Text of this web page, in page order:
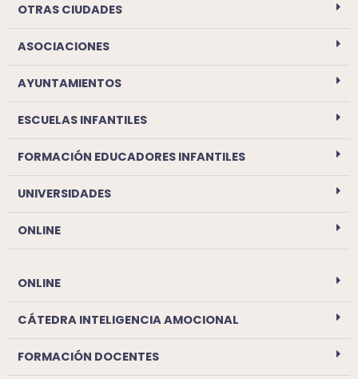
OTRAS CIUDADES
ASOCIACIONES
AYUNTAMIENTOS
ESCUELAS INFANTILES
FORMACIÓN EDUCADORES INFANTILES
UNIVERSIDADES
ONLINE
ONLINE
CÁTEDRA INTELIGENCIA AMOCIONAL
FORMACIÓN DOCENTES